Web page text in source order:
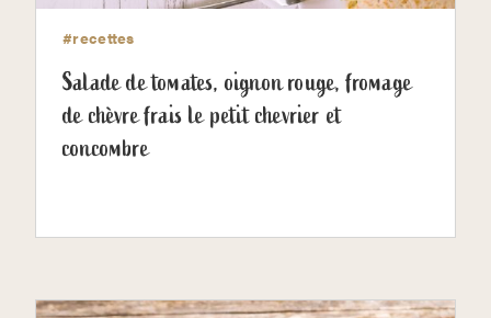
#recettes
Salade de tomates, oignon rouge, fromage
de chèvre frais le petit chevrier et
concombre